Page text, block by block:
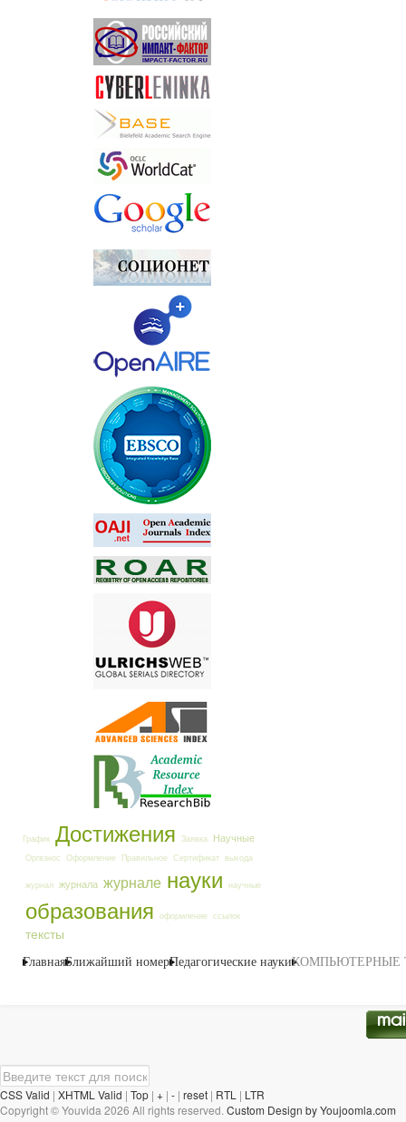
График Достижения Заявка Научные
Оргвзнос Оформление Правильное Сертификат выхода
журнал журнала журнале науки научные
образования оформление ссылок
тексты
ГлавнаяБлижайший номерПедагогические наукиКОМПЬЮТЕРНЫЕ
CSS Valid | XHTML Valid | Top | + | - | reset | RTL | LTR
Copyright ©Youvida 2026 All rights reserved. Custom Design by Youjoomla.com